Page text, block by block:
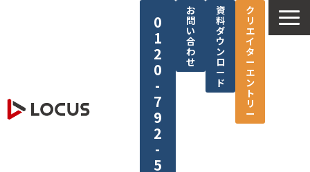
0
1
2
0
-
7
9
2
-
5
お
問
い
合
わ
せ
資
料
ダ
ウ
ン
ロ
ー
ド
ク
リ
エ
イ
タ
ー
エ
ン
ト
リ
ー